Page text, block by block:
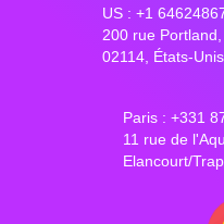
US : +1
200 rue
02114, États-Unis
Paris : +331
11 rue de
Elancourt/